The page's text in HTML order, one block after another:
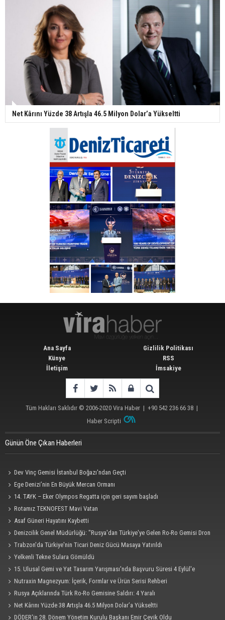
Net Kârını Yüzde 38 Artışla 46.5 Milyon Dolar’a Yükseltti
Ana Sayfa
Künye
İletişim
Gizlilik Politikası
RSS
İmsakiye
Tüm Hakları Saklıdır © 2006-2020 Vira Haber | +90 542 236 66 38 |
Haber Scripti
Günün Öne Çıkan Haberleri
Dev Vinç Gemisi İstanbul Boğazı'ndan Geçti
Ege Denizi’nin En Büyük Mercan Ormanı
14. TAYK – Eker Olympos Regatta için geri sayım başladı
Rotamız TEKNOFEST Mavi Vatan
Asaf Güneri Hayatını Kaybetti
Denizcilik Genel Müdürlüğü: "Rusya'dan Türkiye'ye Gelen Ro-Ro Gemisi Dron
Saldırısına Uğradı"
Trabzon'da Türkiye'nin Ticari Deniz Gücü Masaya Yatırıldı
Yelkenli Tekne Sulara Gömüldü
15. Ulusal Gemi ve Yat Tasarım Yarışması'nda Başvuru Süresi 4 Eylül'e
Uzatıldı
Nutraxin Magnezyum: İçerik, Formlar ve Ürün Serisi Rehberi
Rusya Açıklarında Türk Ro-Ro Gemisine Saldırı: 4 Yaralı
Net Kârını Yüzde 38 Artışla 46.5 Milyon Dolar’a Yükseltti
DÖDER'in 28. Dönem Yönetim Kurulu Başkanı Emir Çevik Oldu